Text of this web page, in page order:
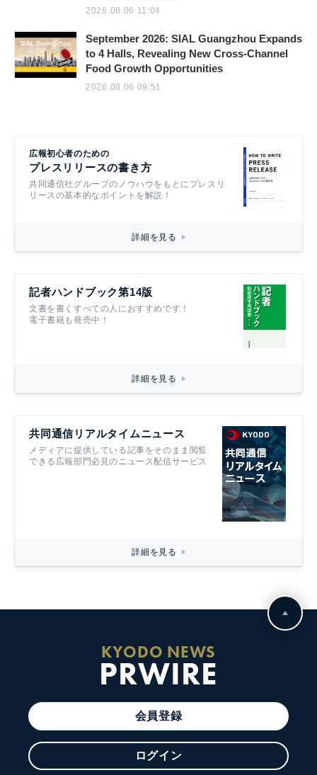
2026.08.06 11:04
September 2026: SIAL Guangzhou Expands
to 4 Halls, Revealing New Cross-Channel
Food Growth Opportunities
2026.08.06 09:51
広報初心者のための
プレスリリースの書き方
共同通信社グループのノウハウをもとにプレスリ
リースの基本的なポイントを解説！
詳細を見る
記者ハンドブック第14版
文書を書くすべての人におすすめです！
電子書籍も発売中！
詳細を見る
共同通信リアルタイムニュース
メディアに提供している記事をそのまま閲覧
できる広報部門必見のニュース配信サービス
詳細を見る
KYODO NEWS
PRWIRE
会員登録
ログイン